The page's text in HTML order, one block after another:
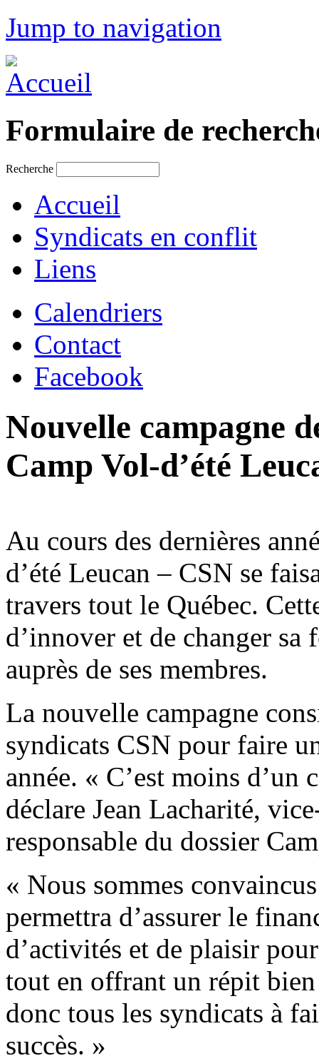
Jump to navigation
Formulaire de
Recherche
Accueil
Syndicats en conflit
Liens
Calendriers
Contact
Facebook
Nouvelle campagne
Camp Vol-d’été
Au cours des dernières
d’été Leucan – CSN se
travers tout le Québec.
d’innover et de changer
auprès de ses membres.
La nouvelle campagne
syndicats CSN pour faire
année. « C’est moins d’un
déclare Jean Lacharité,
responsable du dossier
« Nous sommes
permettra d’assurer le
d’activités et de plaisir
tout en offrant un répit
donc tous les syndicats à
succès. »